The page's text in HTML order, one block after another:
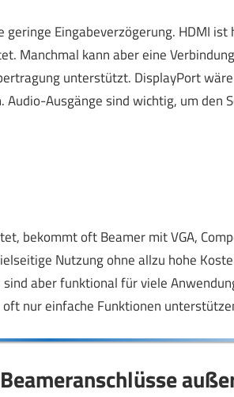
Eingabeverzögerung. HDMI
Manchmal kann aber eine
unterstützt. DisplayPort
Ausgänge sind wichtig, um den
bekommt oft Beamer mit VGA,
Nutzung ohne allzu hohe
aber funktional für viele
nur einfache Funktionen